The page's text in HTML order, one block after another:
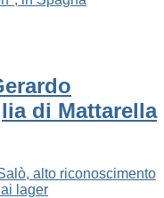
di Mattarella
alto riconoscimento
lager